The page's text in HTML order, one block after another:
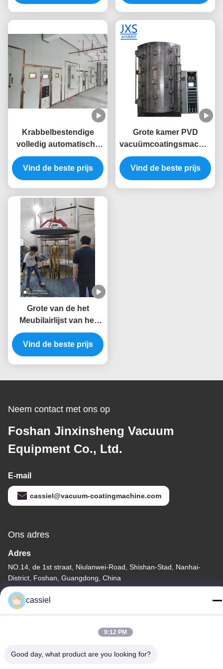
besturingssysteem
en volledig automatisch
Krabbelbestendige
volledig automatische
PVD-coatingsmachine
met roestvrijstalen
kamer voor
Vind de beste prijs
Grote kamer PVD
vacuümcoatingsmachine
met volledige
automatische besturing
voor op maat gemaakte
Vind de beste prijs
Grote van de het
Meubilairlijst van het
Capaciteitsroestvrije
staal Gouden PVD de
Vacuümdeklaagmachine
Vind de beste prijs
Neem contact met ons op
Foshan Jinxinsheng Vacuum
Equipment Co., Ltd.
E-mail
cassiel@vacuum-coatingmachine.com
Ons adres
Adres
NO.14, de 1st straat, Niulanwei-Road, Shishan-Stad, Nanhai-
District, Foshan, Guangdong, China
Telefoon
86-139-2915-0962
cassiel
9:12 PM
Good day, what product are you looking for?